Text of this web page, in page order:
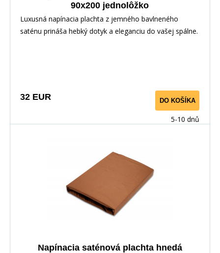
90x200 jednolôžko
Luxusná napínacia plachta z jemného bavlneného
saténu prináša hebký dotyk a eleganciu do vašej spálne.
32 EUR DO KOŠÍKA
5-10 dnů
Napínacia saténová plachta hnedá